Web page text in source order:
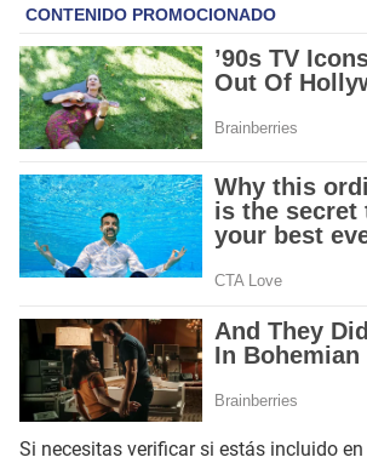
Si necesitas verificar si estás incluido